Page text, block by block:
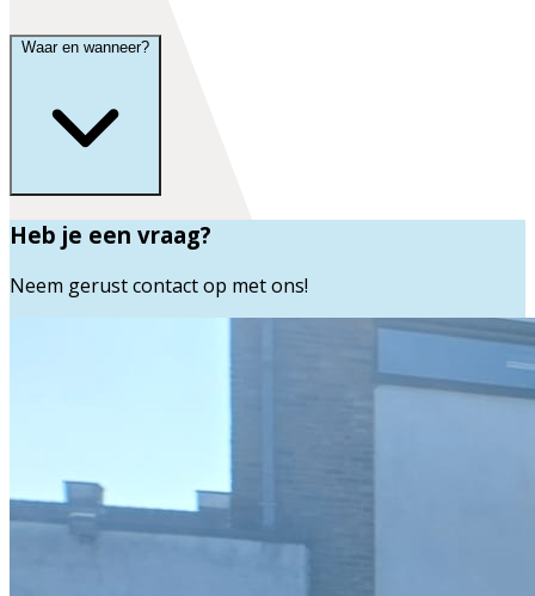
Waar en wanneer?
Heb je een vraag?
Neem gerust contact op met ons!